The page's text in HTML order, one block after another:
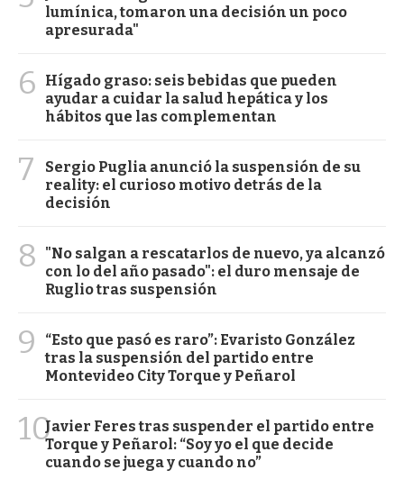
lumínica, tomaron una decisión un poco
apresurada"
6
Hígado graso: seis bebidas que pueden
ayudar a cuidar la salud hepática y los
hábitos que las complementan
7
Sergio Puglia anunció la suspensión de su
reality: el curioso motivo detrás de la
decisión
8
"No salgan a rescatarlos de nuevo, ya alcanzó
con lo del año pasado": el duro mensaje de
Ruglio tras suspensión
9
“Esto que pasó es raro”: Evaristo González
tras la suspensión del partido entre
Montevideo City Torque y Peñarol
10Javier Feres tras suspender el partido entre
Torque y Peñarol: “Soy yo el que decide
cuando se juega y cuando no”